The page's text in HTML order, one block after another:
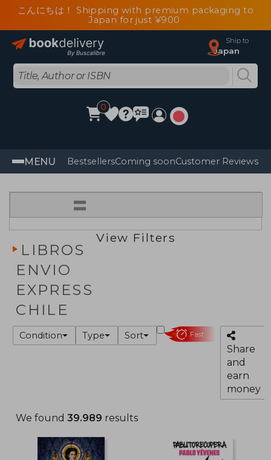
こんにちは！ Shipping with premium packaging to
Japan for just ¥900
Ship to
Japan
0
MENU BestsellersComing soonCustomer Reviews
=
View Filters
LIBROS
ENVIO
EXPRESS
CHILE
Condition Type Sort Fast
Share
and
earn
money
We found39.989 results